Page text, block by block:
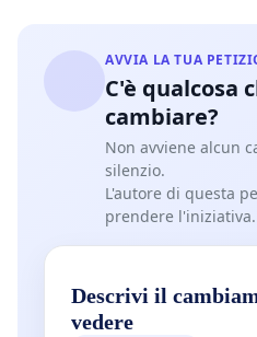
AVVIA LA TUA
C'è qualcosa
cambiare?
Non avviene alcun
silenzio.
L'autore di questa
prendere l'iniziativa.
Descrivi il
vedere